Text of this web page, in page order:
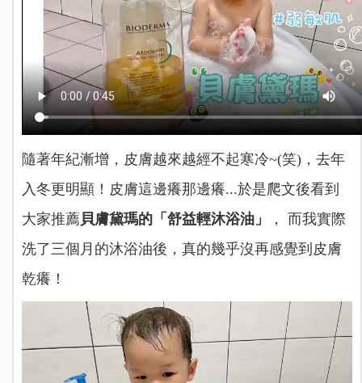
隨著年紀漸增，皮膚越來越經不起寒冷~(笑)，去年
入冬更明顯！皮膚這邊癢那邊癢...於是爬文後看到
大家推薦 貝膚黛瑪的「舒益輕沐浴油」
， 而我實際
洗了三個月的沐浴油後，真的幾乎沒再感覺到皮膚
乾癢！